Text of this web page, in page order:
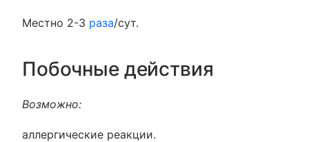
Местно 2-3 раза/сут.
Побочные действия
Возможно:
аллергические реакции.